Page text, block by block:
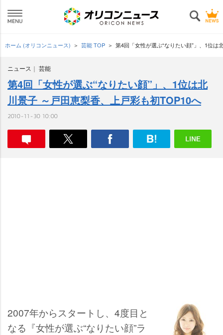
ホーム (オリコンニュース) 芸能 TOP 第4回「女性が選ぶ“なりたい顔”」、1位
ニュース 芸能
第4回「女性が選ぶ“なりたい顔”」、1位は北
川景子 ～戸田恵梨香、上戸彩も初TOP10へ
2010-11-30 10:00
2007年からスタートし、4度目と
なる『女性が選ぶ“なりたい顔”ラ